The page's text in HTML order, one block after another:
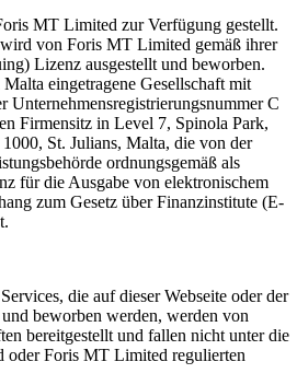
MT Limited zur Verfügung gestellt.
von Foris MT Limited gemäß ihrer
Lizenz ausgestellt und beworben.
eingetragene Gesellschaft mit
Unternehmensregistrierungsnummer C
Firmensitz in Level 7, Spinola Park,
St. Julians, Malta, die von der
ordnungsgemäß als
für die Ausgabe von elektronischem
zum Gesetz über Finanzinstitute (E-
die auf dieser Webseite oder der
beworben werden, werden von
bereitgestellt und fallen nicht unter die
Foris MT Limited regulierten